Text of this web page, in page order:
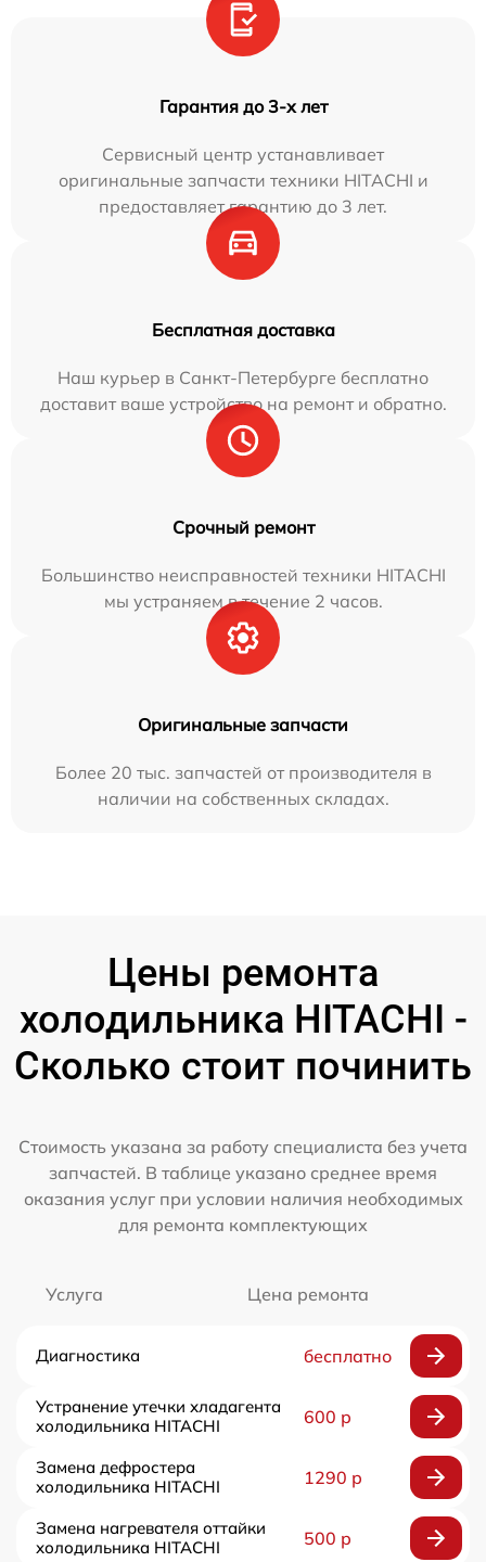
Гарантия до 3-х лет
Сервисный центр устанавливает
оригинальные запчасти техники HITACHI и
предоставляет гарантию до 3 лет.
Бесплатная доставка
Наш курьер в Санкт-Петербурге бесплатно
доставит ваше устройство на ремонт и обратно.
Срочный ремонт
Большинство неисправностей техники HITACHI
мы устраняем в течение 2 часов.
Оригинальные запчасти
Более 20 тыс. запчастей от производителя в
наличии на собственных складах.
Цены ремонта
холодильника HITACHI -
Сколько стоит починить
Стоимость указана за работу специалиста без учета
запчастей. В таблице указано среднее время
оказания услуг при условии наличия необходимых
для ремонта комплектующих
Услуга Цена ремонта
Диагностика бесплатно
Устранение утечки хладагента
холодильника HITACHI
600 р
Замена дефростера
холодильника HITACHI
1290 р
Замена нагревателя оттайки
холодильника HITACHI
500 р